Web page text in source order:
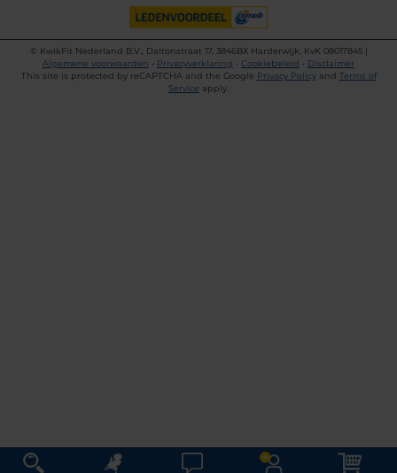
©
KwikFit Nederland B.V., Daltonstraat 17, 3846BX Harderwijk, KvK 08017845 |
Algemene voorwaarden • Privacyverklaring • Cookiebeleid • Disclaimer
This site is protected by reCAPTCHA and the Google Privacy Policyand Terms of
Service apply.